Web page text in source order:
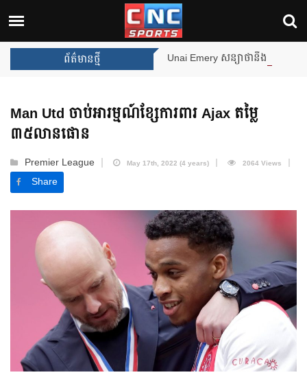
ព័ត៌មានថ្មីUnai Emery សន្យាថានឹងឈ្នះពានរង្វាន់បន្ថែមទៀត បន្
Man Utd ចាប់អារម្មណ៍ខ្សែការពារ Ajax តម្លៃ
៣៥លានផោន
Premier League May 17th, 2022 (4 years) 2064 Views
Share